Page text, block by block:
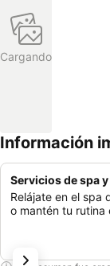
Cargando
Información
Servicios de spa
Relájate en el spa
o mantén tu rutina